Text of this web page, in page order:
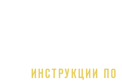
ИНСТРУКЦИИ